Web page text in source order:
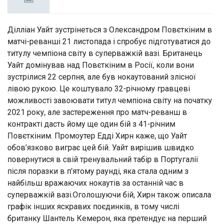
Ділліан Уайт зустрінеться з Олександром Повєткіним в
матчі-реванші 21 листопада і спробує підготуватися до
титулу чемпіона світу в суперважкій вазі. Британець
Уайт домінував над Повєткіним в Росії, коли вони
зустрілися 22 серпня, але був нокаутований злісної
лівою рукою. Це коштувало 32-річному гравцеві
можливості завоювати титул чемпіона світу на початку
2021 року, але застереження про матч-реванш в
контракті дасть йому ще один бій з 41-річним
Повєткіним. Промоутер Едді Хирн каже, що Уайт
обов’язково виграє цей бій. Уайт вирішив швидко
повернутися в свій тренувальний табір в Португалії
після поразки в п’ятому раунді, яка стала одним з
найбільш вражаючих нокаутів за останній час в
суперважкій вазі.Оголошуючи бій, Хирн також описала
графік інших яскравих поєдинків, в тому числі
британку Шантель Кемерон, яка претендує на перший